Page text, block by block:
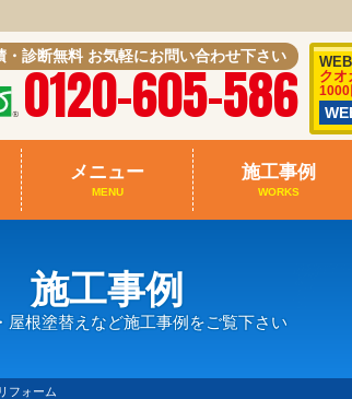
・診断無料 お気軽にお問い合わせ下さい
0120-605-586
クオ
1000
メニュー
MENU
施工事例
WORKS
施工事例
屋根塗替えなど施工事例をご覧下さい
フォーム